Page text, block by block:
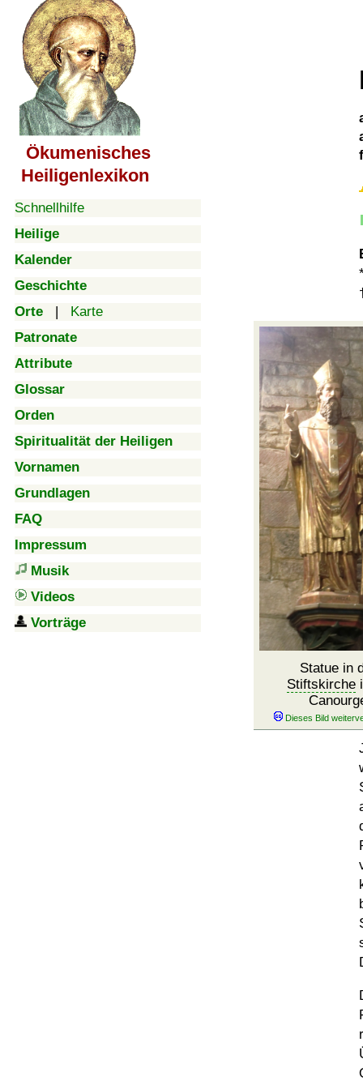
Ökumenisches
Heiligenlexikon
Schnellhilfe
Heilige
Kalender
Geschichte
Orte | Karte
Patronate
Attribute
Glossar
Orden
Spiritualität der Heiligen
Vornamen
Grundlagen
FAQ
Impressum
Musik
Videos
Vorträge
Statue in
Stiftskirche